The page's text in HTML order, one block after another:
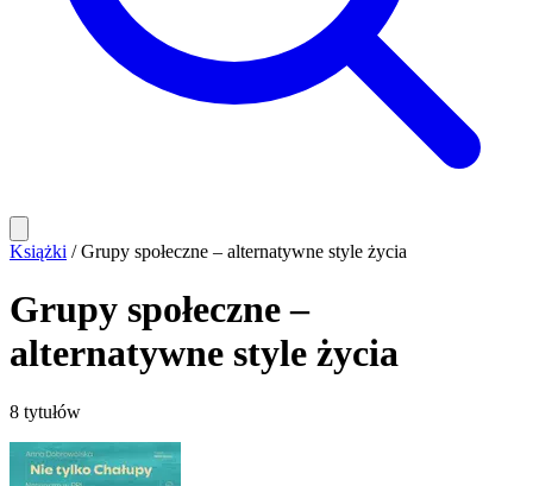
Książki / Grupy społeczne – alternatywne style życia
Grupy społeczne –
alternatywne style życia
8 tytułów